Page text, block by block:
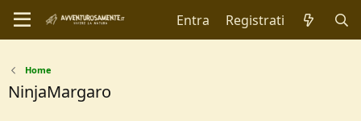
Entra Registrati
Home
NinjaMargaro